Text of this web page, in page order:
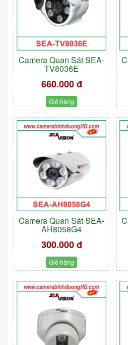
Camera Quan Sát SEA-
TV8036E
660.000 đ
Giỏ hàng
Camera Quan Sát SEA-
AH8058G4
300.000 đ
Giỏ hàng